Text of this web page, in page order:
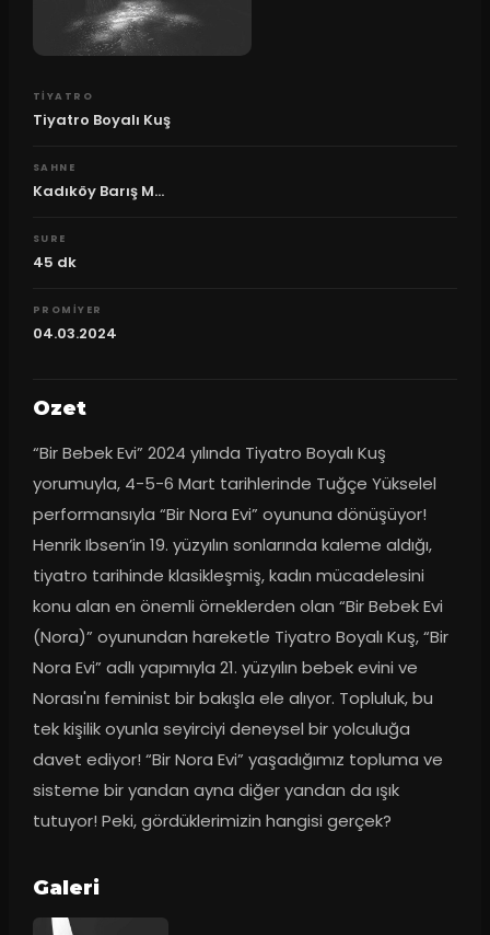
TIYATRO
Tiyatro Boyalı Kuş
SAHNE
Kadıköy Barış M...
SURE
45 dk
PROMIYER
04.03.2024
Ozet
“Bir Bebek Evi” 2024 yılında Tiyatro Boyalı Kuş
yorumuyla, 4-5-6 Mart tarihlerinde Tuğçe Yükselel
performansıyla “Bir Nora Evi” oyununa dönüşüyor!
Henrik Ibsen’in 19. yüzyılın sonlarında kaleme aldığı,
tiyatro tarihinde klasikleşmiş, kadın mücadelesini
konu alan en önemli örneklerden olan “Bir Bebek Evi
(Nora)” oyunundan hareketle Tiyatro Boyalı Kuş, “Bir
Nora Evi” adlı yapımıyla 21. yüzyılın bebek evini ve
Norası'nı feminist bir bakışla ele alıyor. Topluluk, bu
tek kişilik oyunla seyirciyi deneysel bir yolculuğa
davet ediyor! “Bir Nora Evi” yaşadığımız topluma ve
sisteme bir yandan ayna diğer yandan da ışık
tutuyor! Peki, gördüklerimizin hangisi gerçek?
Galeri